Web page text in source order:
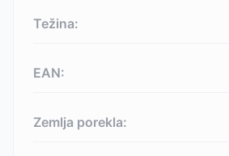
Težina:
EAN:
Zemlja porekla: